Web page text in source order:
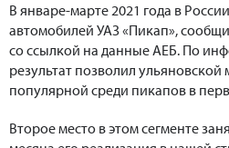
В январе-марте 2021 года в
автомобилей УАЗ «Пикап»,
со ссылкой на данные АЕБ. По
результат позволил ульяновской
популярной среди пикапов в
Второе место в этом сегменте